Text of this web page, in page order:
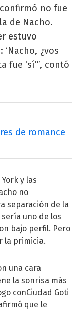
no fue
de Nacho.
estuvo
¿vos
fue ‘sí’”, contó
de romance
y las
no
separación de la
uno de los
bajo perfil. Pero
la primicia.
una cara
la sonrisa más
conCiudad Goti
que le